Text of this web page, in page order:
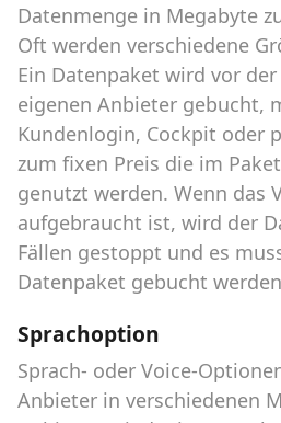
Datenmenge in Megabyte
Oft werden verschiedene
Ein Datenpaket wird vor
eigenen Anbieter gebucht,
Kundenlogin, Cockpit oder
zum fixen Preis die im
genutzt werden. Wenn das
aufgebraucht ist, wird der
Fällen gestoppt und es
Datenpaket gebucht
Sprachoption
Sprach- oder Voice-
Anbieter in verschiedenen